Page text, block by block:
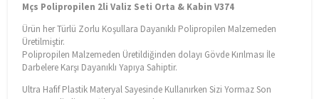
Mçs Polipropilen 2li Valiz Seti Orta & Kabin V374
Ürün her Türlü Zorlu Koşullara Dayanıklı Polipropilen Malzemeden
Üretilmiştir.
Polipropilen Malzemeden Üretildiğinden dolayı Gövde Kırılması İle
Darbelere Karşı Dayanıklı Yapıya Sahiptir.
Ultra Hafif Plastik Materyal Sayesinde Kullanırken Sizi Yormaz Son